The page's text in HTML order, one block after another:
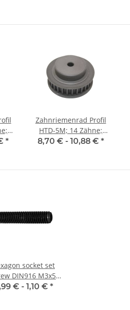
*
Zahnriemenrad Profil
HTD-5M; 14 Zähne;
Riemenbreite 9 mm
8,70 € - 10,88 € *
socket set
DIN916 M3x5
cup point 10x
€ - 1,10 € *